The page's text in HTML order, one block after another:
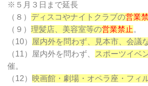
※５月３日まで延長
（８） ディスコやナイトクラブの営業
（９） 理髪店、美容室等の営業禁止 。
（10）
屋内外を問わず、見本市、会議
（11）屋内外を問わず、
スポーツイベ
催。
（12） 映画館・劇場・オペラ座・フィ